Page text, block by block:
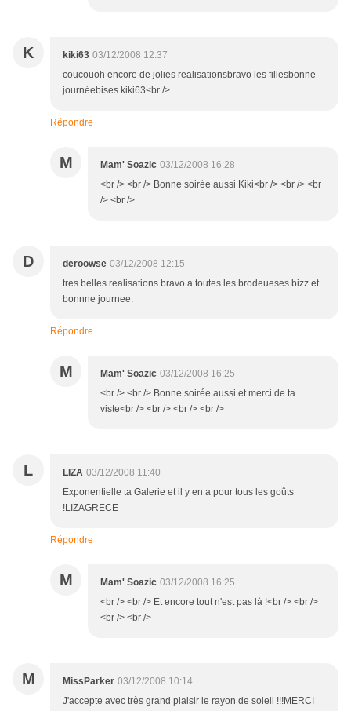
K kiki63 03/12/2008 12:37
coucouoh encore de jolies realisationsbravo les fillesbonne
journéebises kiki63<br />
Répondre
M Mam' Soazic 03/12/2008 16:28
<br /> <br /> Bonne soirée aussi Kiki<br /> <br /> <br
/> <br />
D deroowse 03/12/2008 12:15
tres belles realisations bravo a toutes les brodeueses bizz et
bonnne journee.
Répondre
M Mam' Soazic 03/12/2008 16:25
<br /> <br /> Bonne soirée aussi et merci de ta
viste<br /> <br /> <br /> <br />
L LIZA 03/12/2008 11:40
Ëxponentielle ta Galerie et il y en a pour tous les goûts
!LIZAGRECE
Répondre
M Mam' Soazic 03/12/2008 16:25
<br /> <br /> Et encore tout n'est pas là !<br /> <br />
<br /> <br />
M MissParker 03/12/2008 10:14
J'accepte avec très grand plaisir le rayon de soleil !!!MERCI